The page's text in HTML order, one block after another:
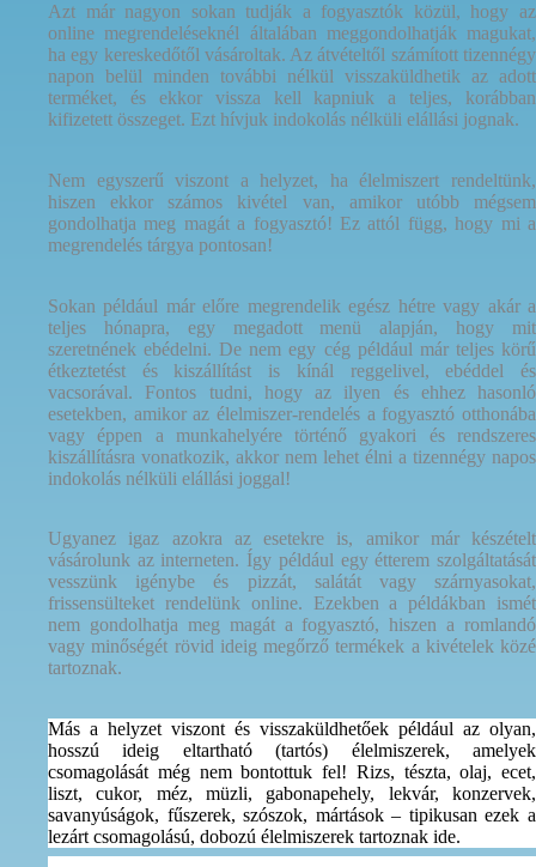
Azt már nagyon sokan tudják a fogyasztók közül, hogy az
online megrendeléseknél általában meggondolhatják magukat,
ha egy kereskedőtől vásároltak. Az átvételtől számított tizennégy
napon belül minden további nélkül visszaküldhetik az adott
terméket, és ekkor vissza kell kapniuk a teljes, korábban
kifizetett összeget. Ezt hívjuk indokolás nélküli elállási jognak.
Nem egyszerű viszont a helyzet, ha élelmiszert rendeltünk,
hiszen ekkor számos kivétel van, amikor utóbb mégsem
gondolhatja meg magát a fogyasztó! Ez attól függ, hogy mi a
megrendelés tárgya pontosan!
Sokan például már előre megrendelik egész hétre vagy akár a
teljes hónapra, egy megadott menü alapján, hogy mit
szeretnének ebédelni. De nem egy cég például már teljes körű
étkeztetést és kiszállítást is kínál reggelivel, ebéddel és
vacsorával. Fontos tudni, hogy az ilyen és ehhez hasonló
esetekben, amikor az élelmiszer-rendelés a fogyasztó otthonába
vagy éppen a munkahelyére történő gyakori és rendszeres
kiszállításra vonatkozik, akkor nem lehet élni a tizennégy napos
indokolás nélküli elállási joggal!
Ugyanez igaz azokra az esetekre is, amikor már készételt
vásárolunk az interneten. Így például egy étterem szolgáltatását
vesszünk igénybe és pizzát, salátát vagy szárnyasokat,
frissensülteket rendelünk online. Ezekben a példákban ismét
nem gondolhatja meg magát a fogyasztó, hiszen a romlandó
vagy minőségét rövid ideig megőrző termékek a kivételek közé
tartoznak.
Más a helyzet viszont és visszaküldhetőek például az olyan,
hosszú ideig eltartható (tartós) élelmiszerek, amelyek
csomagolását még nem bontottuk fel! Rizs, tészta, olaj, ecet,
liszt, cukor, méz, müzli, gabonapehely, lekvár, konzervek,
savanyúságok, fűszerek, szószok, mártások – tipikusan ezek a
lezárt csomagolású, dobozú élelmiszerek tartoznak ide.